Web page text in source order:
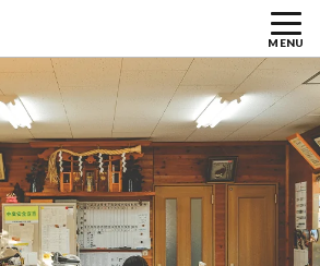
MENU